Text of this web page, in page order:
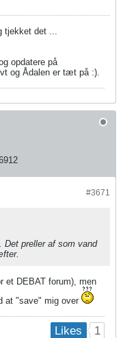
tjekket det ...
opdatere på
og Ådalen er tæt på :).
#3671
Det preller af som vand
et DEBAT forum), men
at "save" mig over
Likes 1